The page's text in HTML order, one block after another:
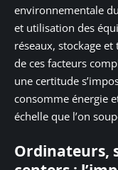
environnementale
et utilisation des
réseaux, stockage
de ces facteurs
une certitude
consomme énergie
échelle que l’on
Ordinateurs,